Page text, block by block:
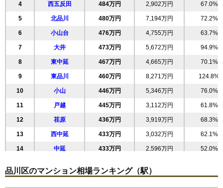
無料一括査定をする
パークハウス池田山公園白金台の杜E棟
住所 東京都品川区東五反田4丁目
交通 白金台駅（9分）
相場 17,460万円～17,860万円
(223.8万円/㎡~229.0万円/㎡)
無料一括査定をする
住所 東京都品川区東五反田4丁目
4 西五反田 484万円 2,902万円 67.0%
5 北品川 480万円 7,194万円 72.2%
6 小山台 476万円 4,755万円 63.7%
7 大井 473万円 5,672万円 94.9%
8 東中延 467万円 4,665万円 70.1%
9 東品川 460万円 8,271万円 124.8%
10 小山 446万円 5,346万円 76.0%
11 戸越 445万円 3,112万円 61.8%
12 荏原 436万円 3,919万円 68.3%
13 西中延 433万円 3,032万円 62.1%
14 中延 433万円 2,596万円 52.0%
16 平塚 422万円 2,534万円 75.5%
品川区のマンション相場ランキング（駅）